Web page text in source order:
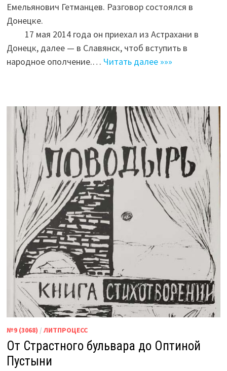
Емельянович Гетманцев. Разговор состоялся в
Донецке.
17 мая 2014 года он приехал из Астрахани в
Донецк, далее — в Славянск, чтоб вступить в
народное ополчение.… Читать далее »»»
№9 (3068) / ЛИТПРОЦЕСС
От Страстного бульвара до Оптиной
Пустыни